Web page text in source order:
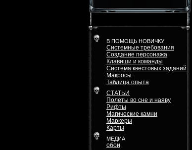
В ПОМОЩЬ НОВИЧКУ
Системные требования
Создание персонажа
Клавиши и команды
Система квестовых заданий
Макросы
Таблица опыта
СТАТЬИ
Полеты во сне и наяву
Рифты
Магические камни
Маркеры
Карты
МЕДИА
обои